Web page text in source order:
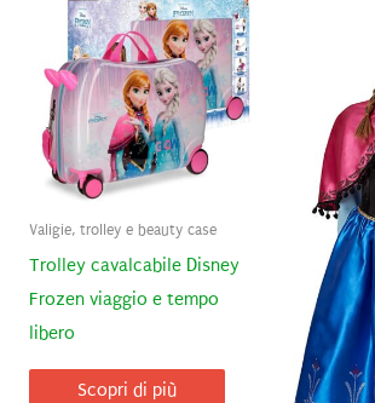
Valigie, trolley e beauty case
Trolley cavalcabile Disney
Frozen viaggio e tempo
libero
Scopri di più